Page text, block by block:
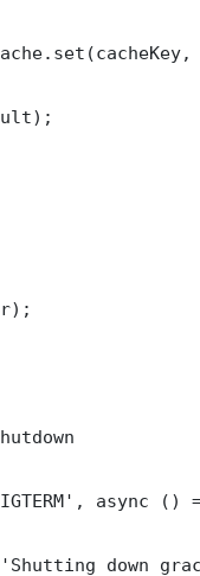
async ()
down